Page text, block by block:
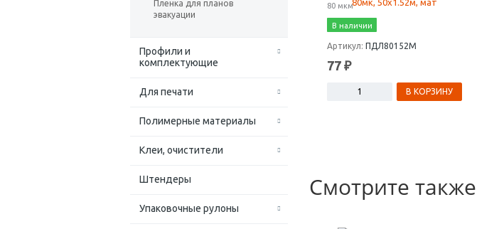
Пленка для планов
эвакуации
Профили и
комплектующие
Для печати
Полимерные материалы
Клеи, очистители
Штендеры
Упаковочные рулоны
80 мкм
В наличии
Артикул: ПДЛ80152М
77 ₽
В КОРЗИНУ
Смотрите также